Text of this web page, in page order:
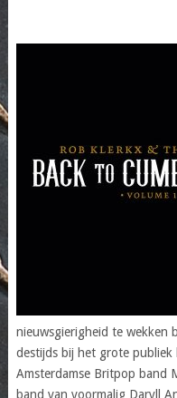
nieuwsgierigheid te wekken
destijds bij het grote publiek
Amsterdamse Britpop band
band van voormalig Daryll